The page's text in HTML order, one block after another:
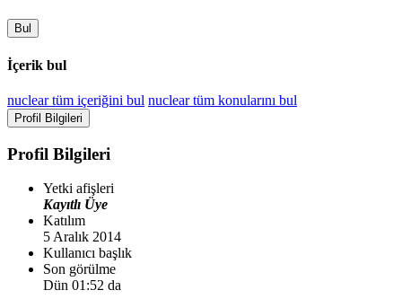
Bul
İçerik bul
nuclear tüm içeriğini bul nuclear tüm konularını bul
Profil Bilgileri
Profil Bilgileri
Yetki afişleri
Kayıtlı Üye
Katılım
5 Aralık 2014
Kullanıcı başlık
Son görülme
Dün 01:52 da